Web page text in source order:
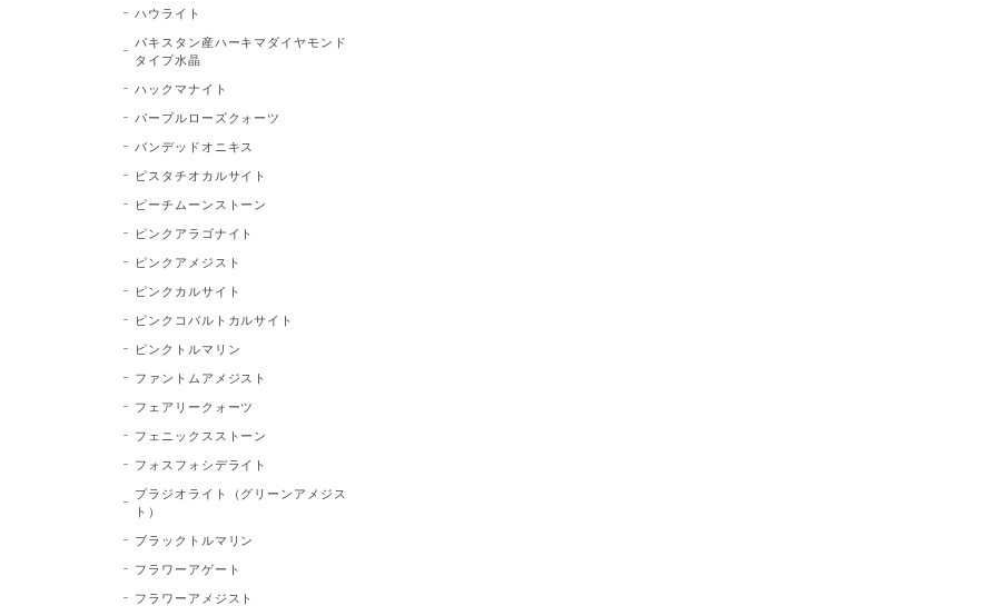
ハウライト
パキスタン産ハーキマダイヤモンド
タイプ水晶
ハックマナイト
パープルローズクォーツ
バンデッドオニキス
ピスタチオカルサイト
ピーチムーンストーン
ピンクアラゴナイト
ピンクアメジスト
ピンクカルサイト
ピンクコバルトカルサイト
ピンクトルマリン
ファントムアメジスト
フェアリークォーツ
フェニックスストーン
フォスフォシデライト
プラジオライト（グリーンアメジス
ト）
ブラックトルマリン
フラワーアゲート
フラワーアメジスト